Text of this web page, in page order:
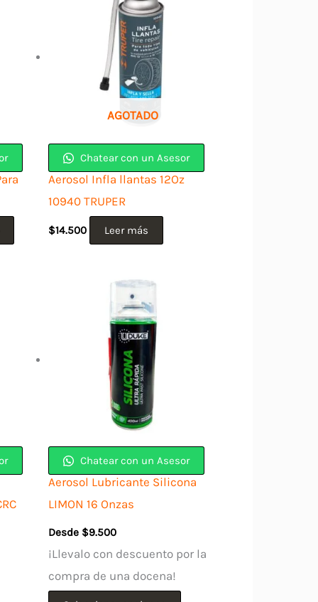
AGOTADO
Chatear con un Asesor
Aerosol Infla llantas 12Oz
10940 TRUPER
$14.500 Leer más
Chatear con un Asesor
Aerosol Lubricante Silicona
LIMON 16 Onzas
Desde $9.500
¡Llevalo con descuento por la
compra de una docena!